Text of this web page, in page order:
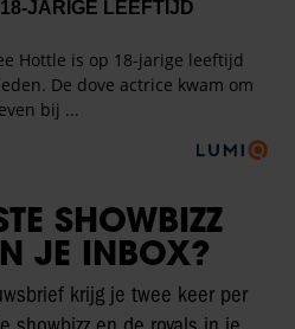
SHOWBIZZ
JE INBOX?
krijg je twee keer per